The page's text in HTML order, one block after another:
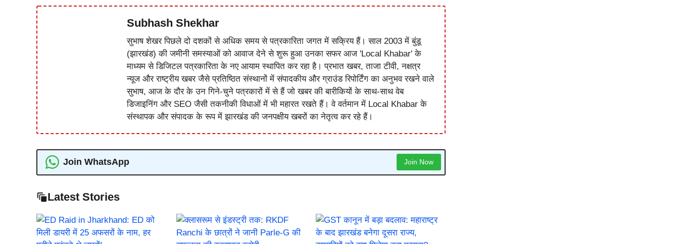
Subhash Shekhar
सुभाष शेखर पिछले दो दशकों से अधिक समय से पत्रकारिता जगत में सक्रिय हैं। साल 2003 में बुंडू
(झारखंड) की जमीनी समस्याओं को आवाज देने से शुरू हुआ उनका सफर आज 'Local Khabar' के
माध्यम से डिजिटल पत्रकारिता के नए आयाम स्थापित कर रहा है। प्रभात खबर, ताजा टीवी, नक्षत्र
न्यूज और राष्ट्रीय खबर जैसे प्रतिष्ठित संस्थानों में संपादकीय और ग्राउंड रिपोर्टिंग का अनुभव रखने वाले
सुभाष, आज के दौर के उन गिने-चुने पत्रकारों में से हैं जो खबर की बारीकियों के साथ-साथ वेब
डिजाइनिंग और SEO जैसी तकनीकी विधाओं में भी महारत रखते हैं। वे वर्तमान में Local Khabar के
संस्थापक और संपादक के रूप में झारखंड की जनपक्षीय खबरों का नेतृत्व कर रहे हैं।
Join WhatsApp Join Now
Latest Stories